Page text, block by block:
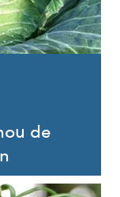
de